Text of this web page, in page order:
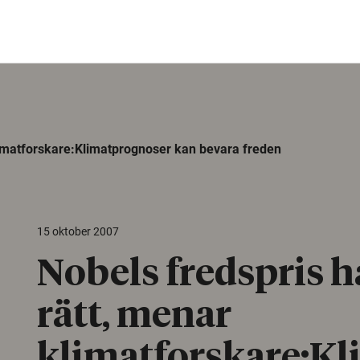
kan bevara freden
15 oktober 2007
Nobels fredspris
rätt, menar